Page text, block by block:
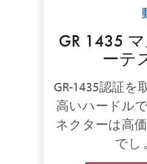
GR 1435
ーテ
GR-1435認証を
高いハードル
ネクターは高
でし